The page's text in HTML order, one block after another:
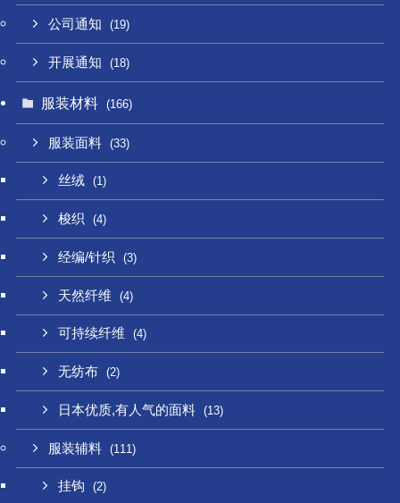
公司通知 (19)
开展通知 (18)
服装材料 (166)
服装面料 (33)
丝绒 (1)
梭织 (4)
经编/针织 (3)
天然纤维 (4)
可持续纤维 (4)
无纺布 (2)
日本优质,有人气的面料 (13)
服装辅料 (111)
挂钩 (2)